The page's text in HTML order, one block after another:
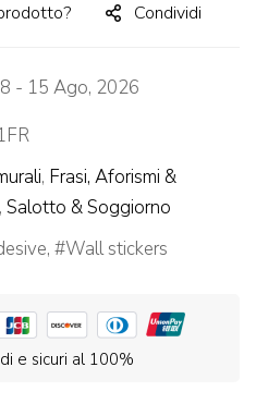
Condividi
- 15 Ago, 2026
, Frasi, Aforismi &
, Salotto & Soggiorno
, Wall stickers
e sicuri al 100%